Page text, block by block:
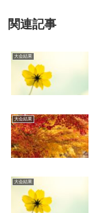
関連記事
大会結果
大会結果
大会結果